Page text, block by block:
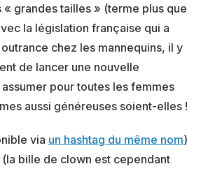
grandes tailles » (terme plus que
la législation française qui a
chez les mannequins, il y
de lancer une nouvelle
pour toutes les femmes
aussi généreuses soient-elles !
via un hashtag du même nom)
bille de clown est cependant